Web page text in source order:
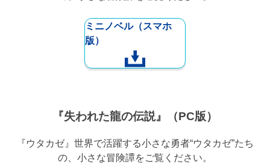
ミニノベル（スマホ
版）
『失われた龍の伝説』（PC版）
『ウタカゼ』世界で活躍する小さな勇者“ウタカゼ”たち
の、小さな冒険譚をご覧ください。